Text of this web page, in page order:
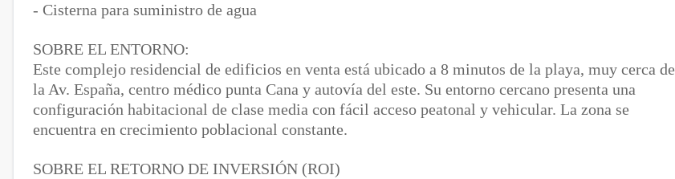
- Cisterna para suministro de agua
SOBRE EL ENTORNO:
Este complejo residencial de edificios en venta está ubicado a 8 minutos de la playa, muy cerca de
la Av. España, centro médico punta Cana y autovía del este. Su entorno cercano presenta una
configuración habitacional de clase media con fácil acceso peatonal y vehicular. La zona se
encuentra en crecimiento poblacional constante.
SOBRE EL RETORNO DE INVERSIÓN (ROI)